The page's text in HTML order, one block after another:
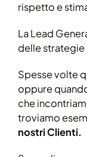
rispetto e
La Lead
delle strategie
Spesse volte
oppure
che
troviamo
nostri Clienti.